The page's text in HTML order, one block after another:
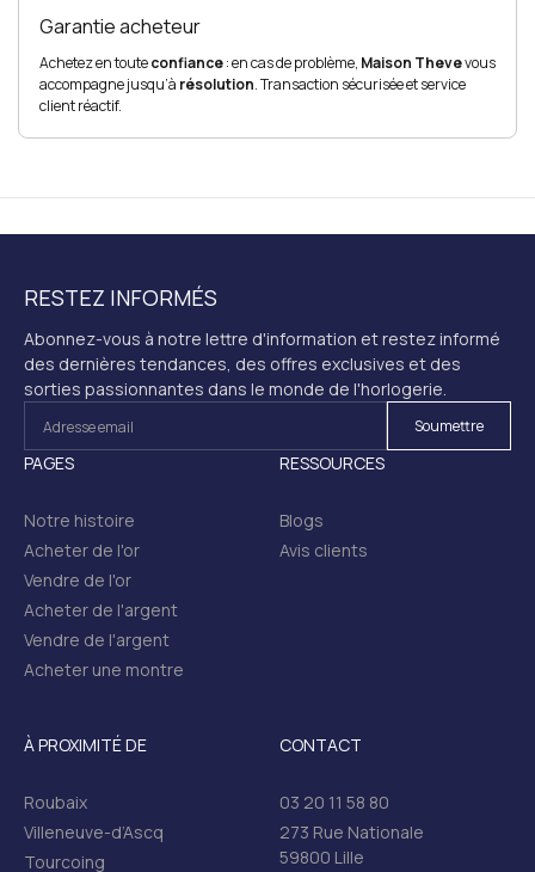
Garantie acheteur
Achetez en touteconfiance: en cas de problème, Maison Thevevous
accompagne jusqu’à résolution. Transaction sécurisée et service
client réactif.
RESTEZ INFORMÉS
Abonnez-vous à notre lettre d'information et restez informé
des dernières tendances, des offres exclusives et des
sorties passionnantes dans le monde de l'horlogerie.
PAGES
Notre histoire
Acheter de l'or
Vendre de l'or
Acheter de l'argent
Vendre de l'argent
Acheter une montre
RESSOURCES
Blogs
Avis clients
À PROXIMITÉ DE
Roubaix
Villeneuve-d’Ascq
Tourcoing
CONTACT
03 20 11 58 80
273 Rue Nationale
59800 Lille